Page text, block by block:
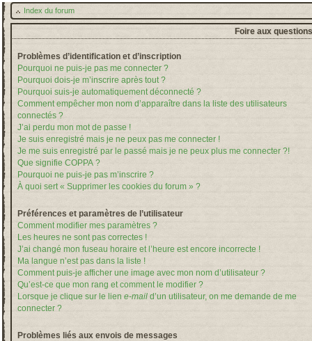
Index du forum
Foire aux
Problèmes d’identification et d’inscription
Pourquoi ne puis-je pas me connecter ?
Pourquoi dois-je m’inscrire après tout ?
Pourquoi suis-je automatiquement déconnecté ?
Comment empêcher mon nom d’apparaître dans la liste des utilisateurs
connectés ?
J’ai perdu mon mot de passe !
Je suis enregistré mais je ne peux pas me connecter !
Je me suis enregistré par le passé mais je ne peux plus me connecter ?!
Que signifie COPPA ?
Pourquoi ne puis-je pas m’inscrire ?
À quoi sert « Supprimer les cookies du forum » ?
Préférences et paramètres de l’utilisateur
Comment modifier mes paramètres ?
Les heures ne sont pas correctes !
J’ai changé mon fuseau horaire et l’heure est encore incorrecte !
Ma langue n’est pas dans la liste !
Comment puis-je afficher une image avec mon nom d’utilisateur ?
Qu’est-ce que mon rang et comment le modifier ?
Lorsque je clique sur le lien e-mail d’un utilisateur, on me demande de me
connecter ?
Problèmes liés aux envois de messages